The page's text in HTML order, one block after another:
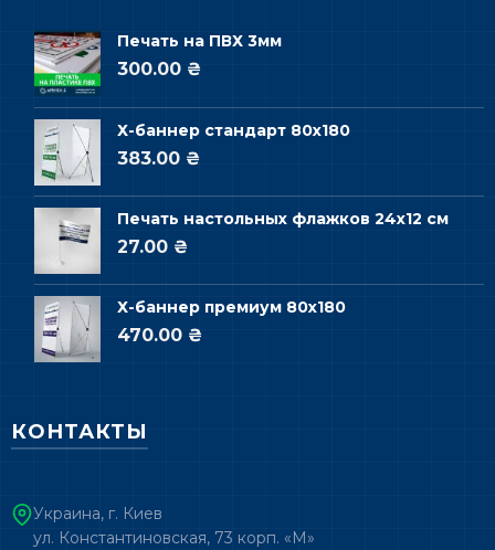
Печать на ПВХ 3мм
300.00 ₴
Х-баннер стандарт 80х180
383.00 ₴
Печать настольных флажков 24х12 см
27.00 ₴
Х-баннер премиум 80х180
470.00 ₴
КОНТАКТЫ
Украина, г. Киев
ул. Константиновская, 73 корп. «М»